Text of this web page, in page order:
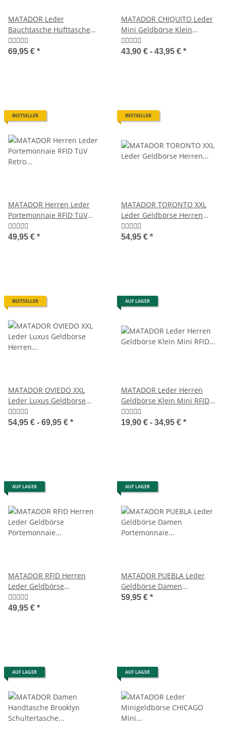
MATADOR Leder
Bauchtasche Hüfttasche
Damen Herren Gürteltasche
Braun
69,95 € *
MATADOR CHIQUITO Leder
Mini Geldbörse Klein
Damen Herren RFID
43,90 € - 43,95 € *
BESTSELLER
MATADOR Herren Leder
Portemonnaie RFID TüV
Retro Klassisch
49,95 € *
BESTSELLER
MATADOR TORONTO XXL
Leder Geldbörse Herren
Groß TüV RFID
54,95 € *
BESTSELLER
MATADOR OVIEDO XXL
Leder Luxus Geldbörse
Herren TüV RFID
54,95 € - 69,95 € *
AUF LAGER
MATADOR Leder Herren
Geldbörse Klein Mini RFID
TüV Handgemacht
19,90 € - 34,95 € *
AUF LAGER
MATADOR RFID Herren
Leder Geldbörse
Portemonnaie Geldbeutel
Braun
49,95 € *
AUF LAGER
MATADOR PUEBLA Leder
Geldbörse Damen
Portemonnaie Handyfach 6
59,95 € *
AUF LAGER AUF LAGER